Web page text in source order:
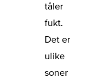
tåler
fukt.
Det er
ulike
soner